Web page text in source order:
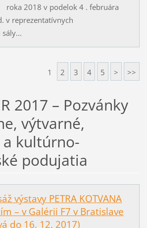
roka 2018 v podelok 4 . februára
v reprezentatívnych
1 2 3 4 5 > >>
2017 – Pozvánky
výtvarné,
kultúrno-
podujatia
výstavy PETRA KOTVANA
– v Galérii F7 v Bratislave
do 16. 12. 2017)